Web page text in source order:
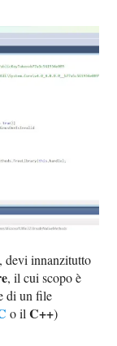
, devi innanzitutto
, il cui scopo è
di un file
o ilC++)